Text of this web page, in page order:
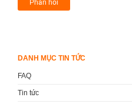
DANH MỤC TIN TỨC
FAQ
Tin tức